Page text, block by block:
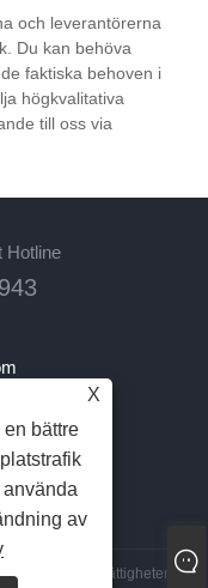
och leverantörerna
Du kan behöva
faktiska behoven i
högkvalitativa
till oss via
Hotline
Co.,Ltd. Alla rättigheter
X
bättre
av